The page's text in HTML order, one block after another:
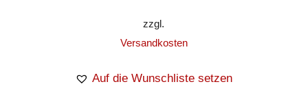
zzgl.
Versandkosten
Auf die Wunschliste setzen